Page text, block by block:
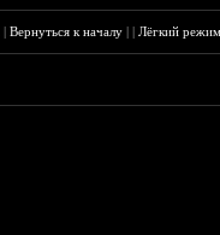
|Вернуться к началу ||Лёгкий